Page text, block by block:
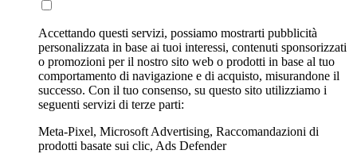
Accettando questi servizi, possiamo mostrarti pubblicità
personalizzata in base ai tuoi interessi, contenuti sponsorizzati
o promozioni per il nostro sito web o prodotti in base al tuo
comportamento di navigazione e di acquisto, misurandone il
successo. Con il tuo consenso, su questo sito utilizziamo i
seguenti servizi di terze parti:
Meta-Pixel, Microsoft Advertising, Raccomandazioni di
prodotti basate sui clic, Ads Defender